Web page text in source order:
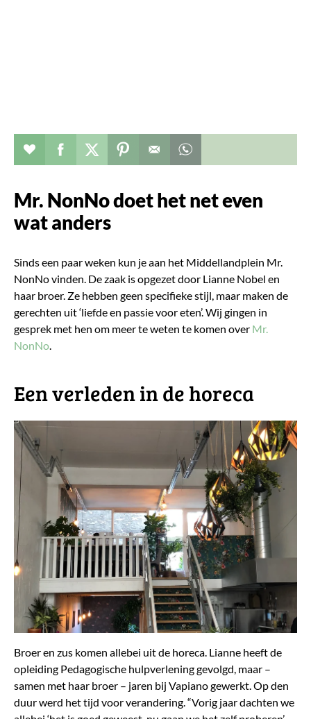
Verhaal toevoegen aan favorieten
Deel dit op facebook
Deel dit op twitter
Deel dit op pinterest
Mr. NonNo doet het net even
wat anders
Sinds een paar weken kun je aan het Middellandplein Mr.
NonNo vinden. De zaak is opgezet door Lianne Nobel en
haar broer. Ze hebben geen specifieke stijl, maar maken de
gerechten uit ‘liefde en passie voor eten’. Wij gingen in
gesprek met hen om meer te weten te komen over Mr.
NonNo.
Een verleden in de horeca
Broer en zus komen allebei uit de horeca. Lianne heeft de
opleiding Pedagogische hulpverlening gevolgd, maar –
samen met haar broer – jaren bij Vapiano gewerkt. Op den
duur werd het tijd voor verandering. “Vorig jaar dachten we